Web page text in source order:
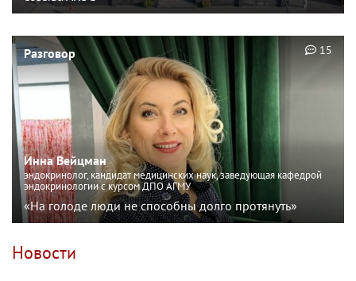
Разговор
Инна Вейцман
эндокринолог, кандидат медицинских наук, заведующая кафедрой
эндокринологии с курсом ДПО АГМУ
«На голоде люди не способны долго протянуть»
15
Новости